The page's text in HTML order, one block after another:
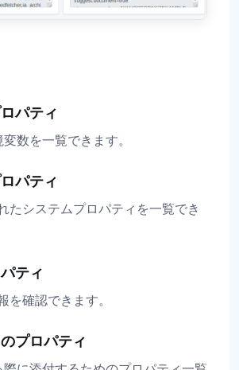
パティ
数を一覧できます。
パティ
たシステムプロパティを一覧でき
ティ
を確認できます。
プロパティ